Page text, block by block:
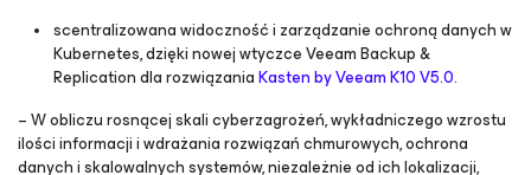
scentralizowana widoczność i zarządzanie ochroną danych w
Kubernetes, dzięki nowej wtyczce Veeam Backup &
Replication dla rozwiązaniaKasten by Veeam K10 V5.0.
–W obliczu rosnącej skali cyberzagrożeń, wykładniczego wzrostu
ilości informacji i wdrażania rozwiązań chmurowych, ochrona
danych i skalowalnych systemów, niezależnie od ich lokalizacji,